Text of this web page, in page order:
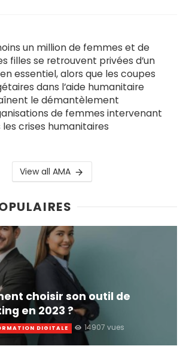
un million de femmes et de
filles se retrouvent privées d’un
essentiel, alors que les coupes
dans l’aide humanitaire
le démantèlement
de femmes intervenant
les crises humanitaires
View all AMA
choisir son outil de
en 2023 ?
DIGITALE 14907 vues